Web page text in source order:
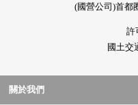
(國營公司)首都
許
國土交
關於我們